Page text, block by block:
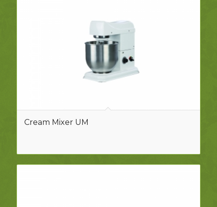
Cream Mixer UM